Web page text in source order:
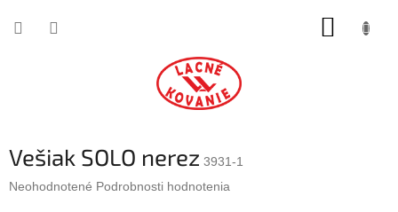
Vešiak SOLO nerez 3931-1
Priemerné
Neohodnotené Podrobnosti hodnotenia